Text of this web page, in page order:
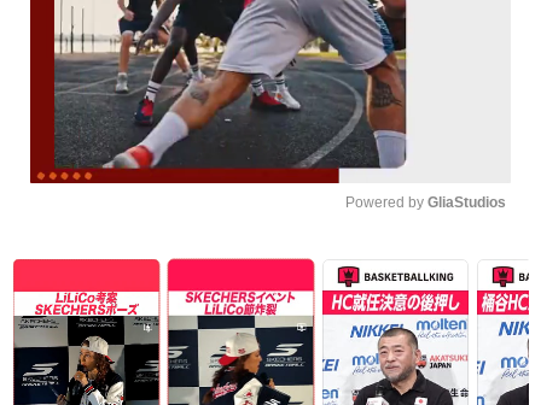
Powered by GliaStudios